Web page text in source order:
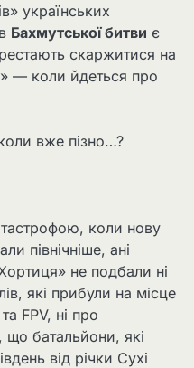
українських
Бахмутської битви є
скаржитися на
— коли йдеться про
вже пізно…?
коли нову
північніше, ані
не подбали ні
які прибули на місце
FPV, ні про
батальйони, які
від річки Сухі